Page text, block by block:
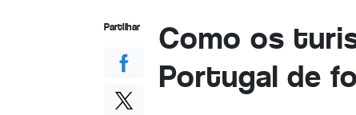
Como os
Portugal de
Partilhar